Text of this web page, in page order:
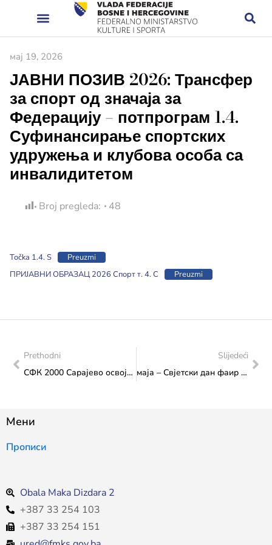
мај 19, 2026
ЈАВНИ ПОЗИВ 2026: Трансфер
за спорт од значаја за
Федерацију – потпрограм 1.4.
Суфинансирање спортских
удружења и клубова особа са
инвалидитетом
Broj pregleda: 48
Točka 1.4. S
Preuzmi
ПРИЈАВНИ ОБРАЗАЦ 2026 Спорт т. 4. С
Preuzmi
Prethodni
СФК 2000 Сарајево освојио 24. узастопну титулу првакиња Босне и Херцеговине
Slijedeći
маја – Свјетски дан фаир плаyа
Мени
Прописи
Obala Maka Dizdara 2
+387 33 254 103
+387 33 254 151